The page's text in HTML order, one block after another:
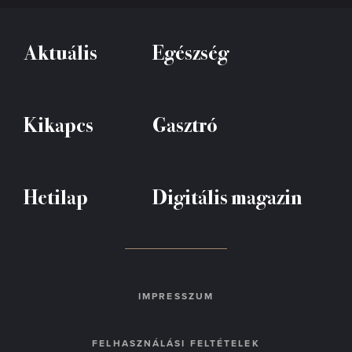
Aktuális Egészség
Kikapcs Gasztró
Hetilap Digitális magazin
IMPRESSZUM
FELHASZNÁLÁSI FELTÉTELEK